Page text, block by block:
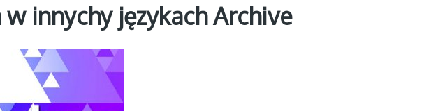
w innychy językach Archive